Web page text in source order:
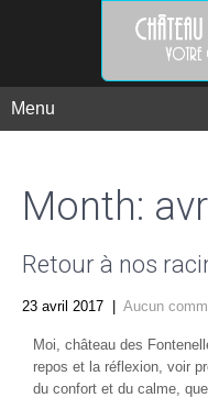
Menu
Month:
Retour à nos
23 avril 2017 Aucun
Moi, château des
repos et la réflexion, voir
du confort et du calme,